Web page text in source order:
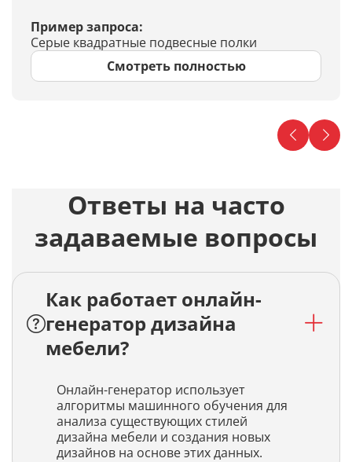
Пример запроса:
Серые квадратные подвесные полки
Смотреть полностью
Ответы на часто
задаваемые вопросы
Как работает онлайн-
генератор дизайна
мебели?
Онлайн-генератор использует
алгоритмы машинного обучения для
анализа существующих стилей
дизайна мебели и создания новых
дизайнов на основе этих данных.